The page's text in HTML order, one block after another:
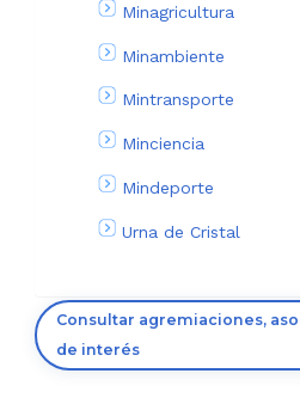
Minagricultura
Minambiente
Mintransporte
Minciencia
Mindeporte
Urna de Cristal
Consultar agremiaciones,
de interés